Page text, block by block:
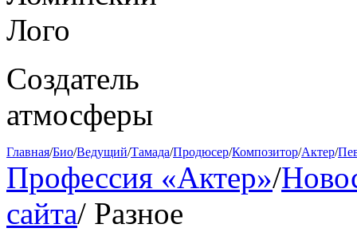
Создатель
атмосферы
Главная/Био/Ведущий/Тамада/Продюсер/Композитор/Актер/
Профессия «Актер»/
сайта/ Разное